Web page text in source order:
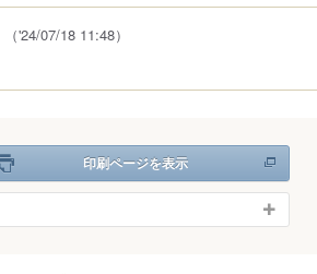
（'24/07/18 11:48）
印刷ページを表示